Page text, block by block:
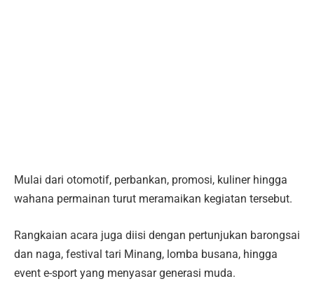
Mulai dari otomotif, perbankan, promosi, kuliner hingga
wahana permainan turut meramaikan kegiatan tersebut.
Rangkaian acara juga diisi dengan pertunjukan barongsai
dan naga, festival tari Minang, lomba busana, hingga
event e-sport yang menyasar generasi muda.